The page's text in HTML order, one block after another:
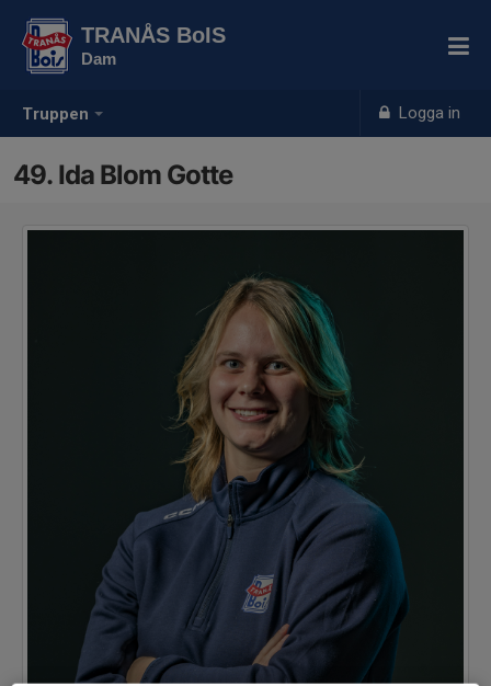
Truppen Logga in
TRANÅS BoIS
Dam
49. Ida Blom Gotte